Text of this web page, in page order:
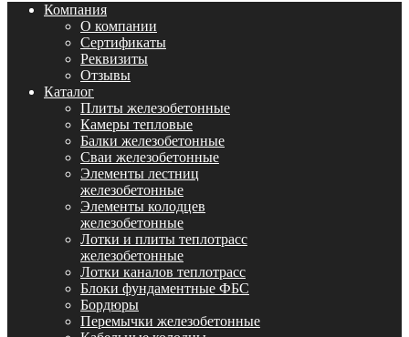
Компания
О компании
Сертификаты
Реквизиты
Отзывы
Каталог
Плиты железобетонные
Камеры тепловые
Балки железобетонные
Сваи железобетонные
Элементы лестниц
железобетонные
Элементы колодцев
железобетонные
Лотки и плиты теплотрасс
железобетонные
Лотки каналов теплотрасс
Блоки фундаментные ФБС
Бордюры
Перемычки железобетонные